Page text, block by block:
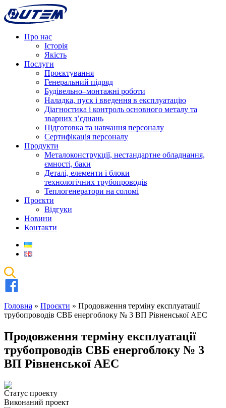
Про нас
Історія
Якість
Послуги
Проєктування
Генеральний підряд
Будівельно–монтажні роботи
Наладка, пуск і введення в експлуатацію
Діагностика і контроль основного металу та
зварних з’єднань
Підготовка та навчання персоналу
Сертифікація персоналу
Продукти
Металоконструкції, нестандартне обладнання,
ємності, баки
Деталі, елементи і блоки
технологічних трубопроводів
Теплогенератори на соломі
Проєкти
Відгуки
Новини
Контакти
Головна » Проєкти » Продовження терміну експлуатації
трубопроводів СВБ енергоблоку № 3 ВП Рівненської АЕС
Продовження терміну експлуатації
трубопроводів СВБ енергоблоку № 3
ВП Рівненської АЕС
Статус проекту
Виконаний проект